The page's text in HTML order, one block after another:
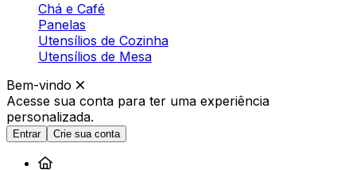
Chá e Café
Panelas
Utensílios de Cozinha
Utensílios de Mesa
Bem-vindo
Acesse sua conta para ter uma experiência
personalizada.
Entrar Crie sua conta